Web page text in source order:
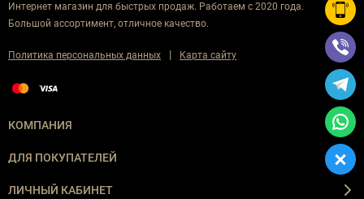
Интернет магазин для быстрых продаж. Работаем с 2020 года.
Большой ассортимент, отличное качество.
Политика персональных данных | Карта сайту
КОМПАНИЯ
ДЛЯ ПОКУПАТЕЛЕЙ
ЛИЧНЫЙ КАБИНЕТ